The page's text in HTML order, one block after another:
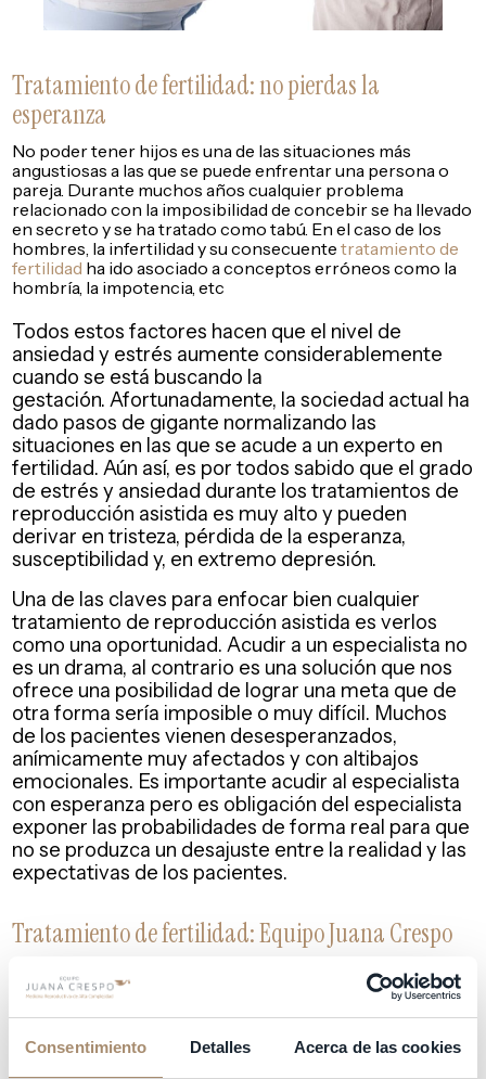
Consentimiento Detalles Acerca de las cookies
Tratamiento de fertilidad: no pierdas la
esperanza
No poder tener hijos es una de las situaciones más
angustiosas a las que se puede enfrentar una persona o
pareja. Durante muchos años cualquier problema
relacionado con la imposibilidad de concebir se ha llevado
en secreto y se ha tratado como tabú. En el caso de los
hombres, la infertilidad y su consecuentetratamiento de
fertilidad ha ido asociado a conceptos erróneos como la
hombría, la impotencia, etc
Todos estos factores hacen que el nivel de
ansiedad y estrés aumente considerablemente
cuando se está buscando la
gestación. Afortunadamente, la sociedad actual ha
dado pasos de gigante normalizando las
situaciones en las que se acude a un experto en
fertilidad. Aún así, es por todos sabido que el grado
de estrés y ansiedad durante los tratamientos de
reproducción asistida es muy alto y pueden
derivar en tristeza, pérdida de la esperanza,
susceptibilidad y, en extremo depresión.
Una de las claves para enfocar bien cualquier
tratamiento de reproducción asistida es verlos
como una oportunidad. Acudir a un especialista no
es un drama, al contrario es una solución que nos
ofrece una posibilidad de lograr una meta que de
otra forma sería imposible o muy difícil. Muchos
de los pacientes vienen desesperanzados,
anímicamente muy afectados y con altibajos
emocionales. Es importante acudir al especialista
con esperanza pero es obligación del especialista
exponer las probabilidades de forma real para que
no se produzca un desajuste entre la realidad y las
expectativas de los pacientes.
Tratamiento de fertilidad: Equipo Juana Crespo
En Equipo Juana Crespo somos conscientes de la
presión emocional a la que están sometidas
nuestras pacientes y las parejas que acuden a
nuestra clínica. Uno de los pilares fundamentales